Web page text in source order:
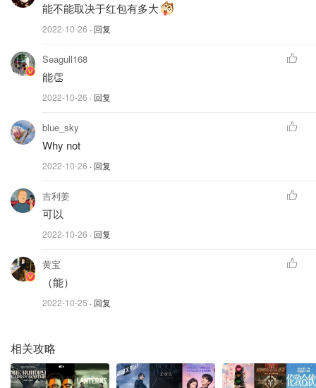
能不能取决于红包有多大
2022-10-26 · 回复
Seagull168
能👏
2022-10-26 · 回复
blue_sky
Why not
2022-10-26 · 回复
吉利姜
可以
2022-10-26 · 回复
黄宝
（能）
2022-10-25 · 回复
相关攻略